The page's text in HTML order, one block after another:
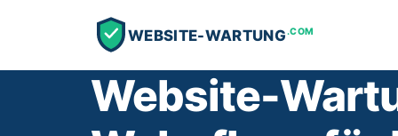
WEBSITE-WARTUNG.COM
Website-